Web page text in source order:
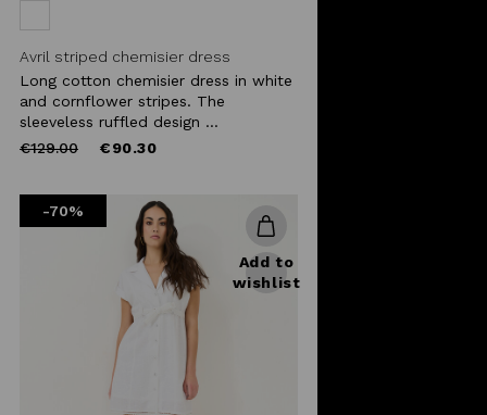
Avril striped chemisier dress
Long cotton chemisier dress in white
and cornflower stripes. The
sleeveless ruffled design ...
Price
€129.00to €90.30
-70%
Add to
wishlist